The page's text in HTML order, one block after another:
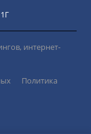
интернет-
Политика